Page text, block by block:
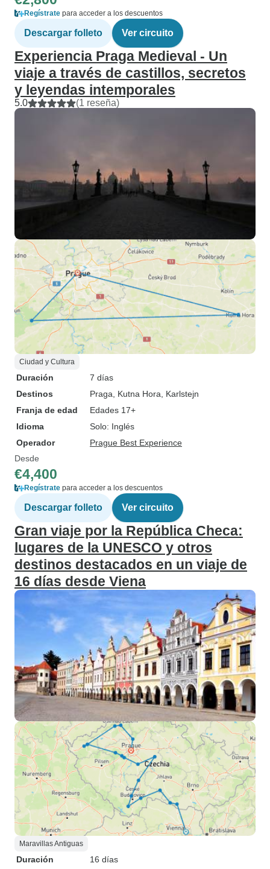
Regístrate para acceder a los descuentos
Descargar folleto Ver circuito
Experiencia Praga Medieval - Un
viaje a través de castillos, secretos
y leyendas intemporales
5.0 (1 reseña)
Ciudad y Cultura
Duración
7 días
Destinos
Praga , Kutna Hora , Karlstejn
Franja de edad
Edades 17+
Idioma
Solo: Inglés
Operador
Prague Best Experience
Desde
€4,400
Regístrate para acceder a los descuentos
Descargar folleto Ver circuito
Gran viaje por la República Checa:
lugares de la UNESCO y otros
destinos destacados en un viaje de
16 días desde Viena
Maravillas Antiguas
Duración 16 días